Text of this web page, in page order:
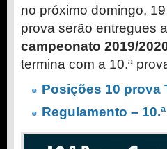
no próximo domingo,
prova serão entregues
campeonato 2019/
termina com a 10.ª
Posições 10 prova
Regulamento –